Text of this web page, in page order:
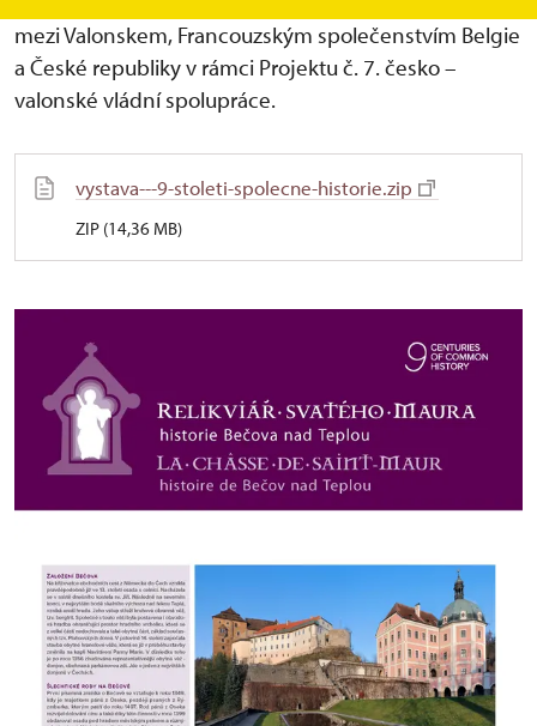
mezi Valonskem, Francouzským společenstvím Belgie
a České republiky v rámci Projektu č. 7. česko –
valonské vládní spolupráce.
vystava---9-stoleti-spolecne-historie.zip
ZIP (14,36 MB)